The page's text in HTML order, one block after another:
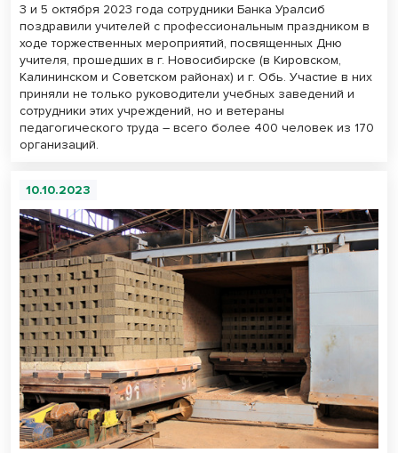
3 и 5 октября 2023 года сотрудники Банка Уралсиб
поздравили учителей с профессиональным праздником в
ходе торжественных мероприятий, посвященных Дню
учителя, прошедших в г. Новосибирске (в Кировском,
Калининском и Советском районах) и г. Обь. Участие в них
приняли не только руководители учебных заведений и
сотрудники этих учреждений, но и ветераны
педагогического труда – всего более 400 человек из 170
организаций.
10.10.2023